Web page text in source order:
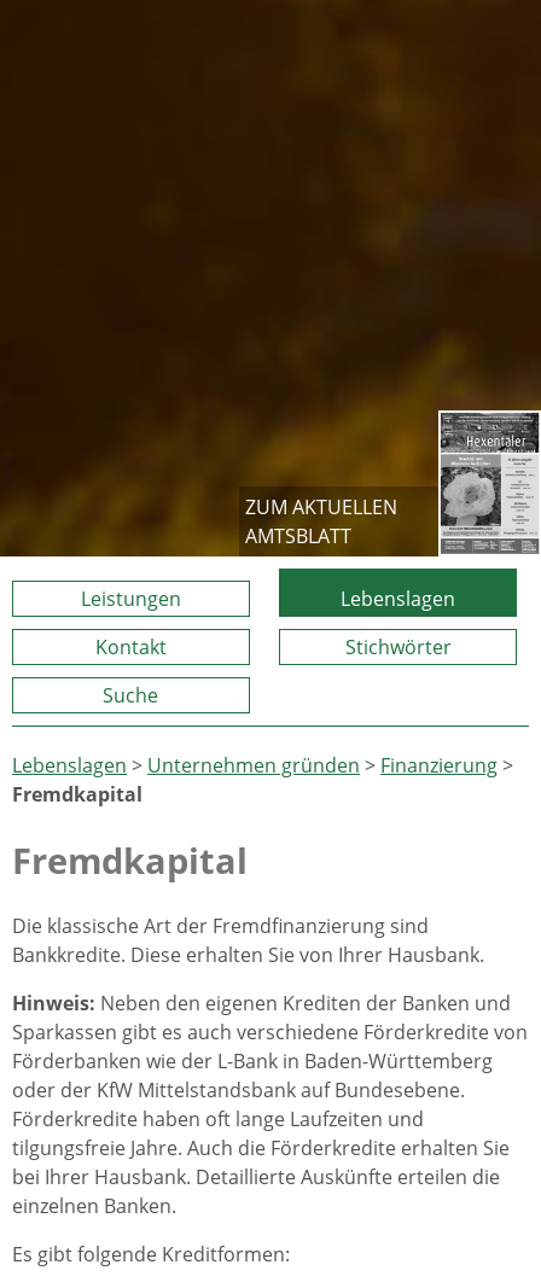
ZUM AKTUELLEN
AMTSBLATT
Leistungen
Lebenslagen
Kontakt
Stichwörter
Suche
Lebenslagen > Unternehmen gründen > Finanzierung>
Fremdkapital
Fremdkapital
Die klassische Art der Fremdfinanzierung sind
Bankkredite. Diese erhalten Sie von Ihrer Hausbank.
Hinweis: Neben den eigenen Krediten der Banken und
Sparkassen gibt es auch verschiedene Förderkredite von
Förderbanken wie der L-Bank in Baden-Württemberg
oder der KfW Mittelstandsbank auf Bundesebene.
Förderkredite haben oft lange Laufzeiten und
tilgungsfreie Jahre. Auch die Förderkredite erhalten Sie
bei Ihrer Hausbank. Detaillierte Auskünfte erteilen die
einzelnen Banken.
Es gibt folgende Kreditformen: